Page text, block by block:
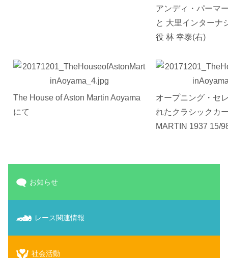
アンディ・パーマ
と 大里インターナ
役 林 幸泰(右)
The House of Aston Martin Aoyama
にて
オープニング・セ
れたクラシックカ
MARTIN 1937 15/
お知らせ
レース関連情報
社会活動